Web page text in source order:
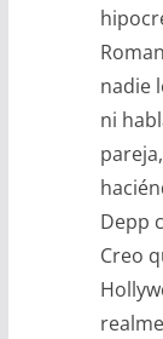
nadie
ni
Depp
Creo